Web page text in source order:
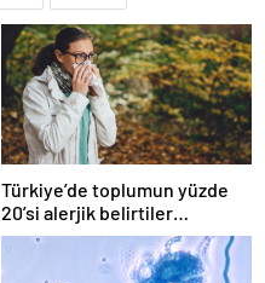
Türkiye’de toplumun yüzde
20’si alerjik belirtiler
gösteriyor